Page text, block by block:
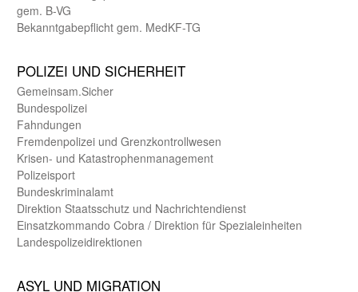
gem. B-VG
Bekanntgabepflicht gem. MedKF-TG
POLIZEI UND SICHER­HEIT
Gemein­sam.Sicher
Bundes­polizei
Fahndungen
Fremdenpolizei und Grenzkontrollwesen
Krisen- und Katastrophen­management
Polizeisport
Bundes­kriminal­amt
Direktion Staats­schutz und Nach­richten­dienst
Einsatz­kommando Cobra / Direktion für Spezialeinheiten
Landes­polizei­direk­tionen
ASYL UND MIGRA­TION